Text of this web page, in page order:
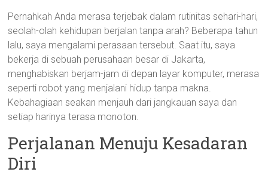
Pernahkah Anda merasa terjebak dalam rutinitas sehari-hari,
seolah-olah kehidupan berjalan tanpa arah? Beberapa tahun
lalu, saya mengalami perasaan tersebut. Saat itu, saya
bekerja di sebuah perusahaan besar di Jakarta,
menghabiskan berjam-jam di depan layar komputer, merasa
seperti robot yang menjalani hidup tanpa makna.
Kebahagiaan seakan menjauh dari jangkauan saya dan
setiap harinya terasa monoton.
Perjalanan Menuju Kesadaran
Diri